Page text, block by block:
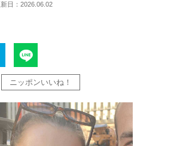
日：2026.06.02
ニッポンいいね！